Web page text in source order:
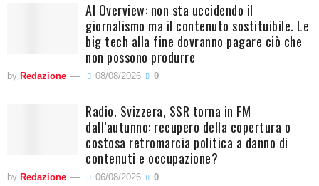
AI Overview: non sta uccidendo il
giornalismo ma il contenuto sostituibile. Le
big tech alla fine dovranno pagare ciò che
non possono produrre
by Redazione 08/08/2026 0
Radio. Svizzera, SSR torna in FM
dall’autunno: recupero della copertura o
costosa retromarcia politica a danno di
contenuti e occupazione?
by Redazione 06/08/2026 0